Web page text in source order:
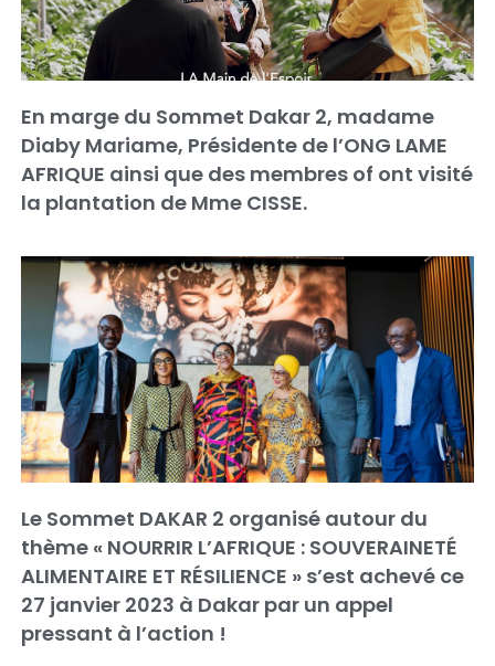
En marge du Sommet Dakar 2, madame
Diaby Mariame, Présidente de l’ONG LAME
AFRIQUE ainsi que des membres of ont visité
la plantation de Mme CISSE.
Le Sommet DAKAR 2 organisé autour du
thème « NOURRIR L’AFRIQUE : SOUVERAINETÉ
ALIMENTAIRE ET RÉSILIENCE » s’est achevé ce
27 janvier 2023 à Dakar par un appel
pressant à l’action !